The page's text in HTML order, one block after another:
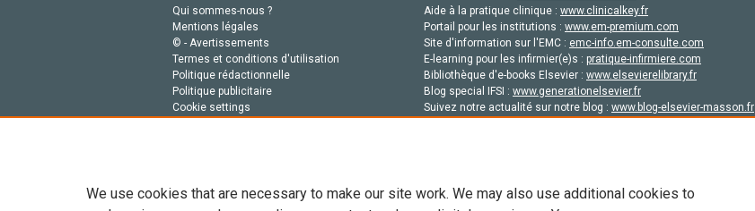
Qui sommes-nous ?
Mentions légales
© - Avertissements
Termes et conditions d'utilisation
Politique rédactionnelle
Politique publicitaire
Cookie settings
Aide à la pratique clinique : www.clinicalkey.fr
Portail pour les institutions : www.em-premium.com
Site d'information sur l'EMC : emc-info.em-consulte.com
E-learning pour les infirmier(e)s : pratique-infirmiere.com
Bibliothèque d'e-books Elsevier : www.elsevierelibrary.fr
Blog special IFSI : www.generationelsevier.fr
Suivez notre actualité sur notre blog : www.blog-elsevier-masson.fr
We use cookies that are necessary to make our site work. We may also use additional cookies to